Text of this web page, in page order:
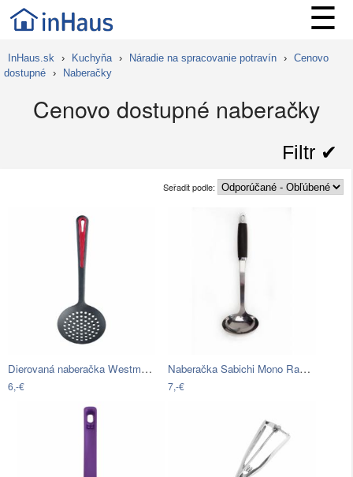
☰
InHaus.sk › Kuchyňa › Náradie na spracovanie potravín › Cenovo
dostupné › Naberačky
Cenovo dostupné naberačky
Filtr ✔︎
Seřadit podle:
Dierovaná naberačka Westmark Gallant
6,-€
Naberačka Sabichi Mono Range
7,-€